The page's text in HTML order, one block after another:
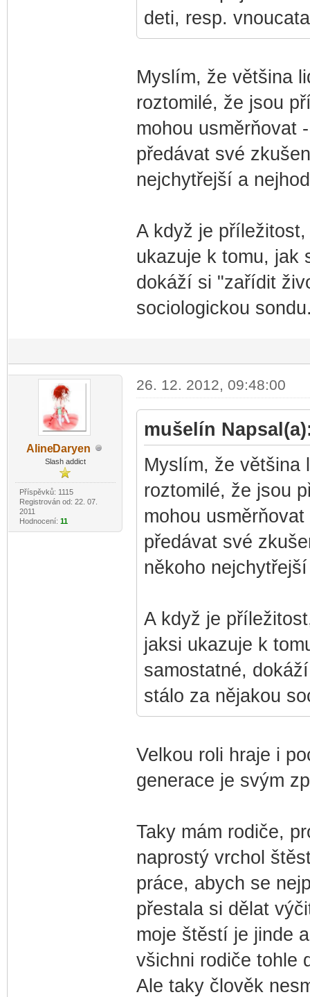
deti, resp.
Myslím, že většina
roztomilé, že jsou
mohou usměrňovat
předávat své
nejchytřejší a
A když je
ukazuje k tomu, jak
dokáží si "zařídit
sociologickou
AlineDaryen
Slash addict
Příspěvků: 1115
Registrován od: 22. 07.
2011
Hodnocení: 11
26. 12. 2012, 09:48:00
mušelín
Myslím, že většina
roztomilé, že jsou
mohou
předávat své
někoho
A když je
jaksi ukazuje k
samostatné,
stálo za nějakou
Velkou roli hraje i
generace je svým
Taky mám rodiče,
naprostý vrchol
práce, abych se
přestala si dělat
moje štěstí je jinde
všichni rodiče tohle
Ale taky člověk